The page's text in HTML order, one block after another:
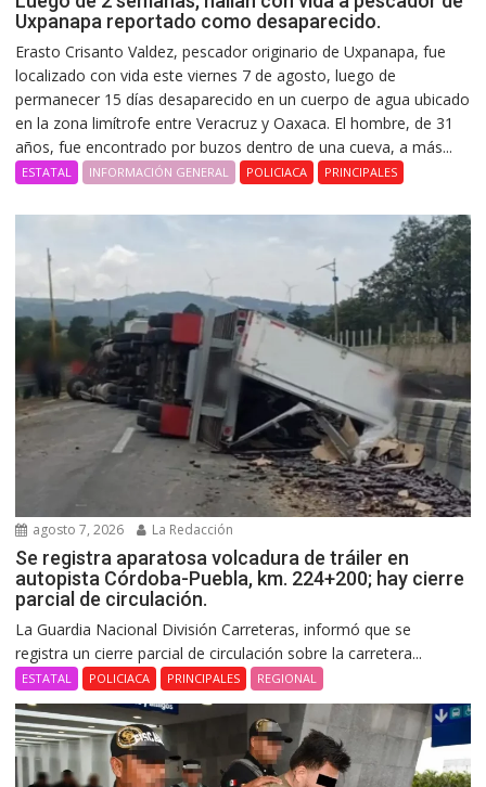
Uxpanapa reportado como desaparecido.
Erasto Crisanto Valdez, pescador originario de Uxpanapa, fue
localizado con vida este viernes 7 de agosto, luego de
permanecer 15 días desaparecido en un cuerpo de agua ubicado
en la zona limítrofe entre Veracruz y Oaxaca. El hombre, de 31
años, fue encontrado por buzos dentro de una cueva, a más...
ESTATAL INFORMACIÓN GENERAL POLICIACA PRINCIPALES
agosto 7, 2026 La Redacción
Se registra aparatosa volcadura de tráiler en
autopista Córdoba-Puebla, km. 224+200; hay cierre
parcial de circulación.
La Guardia Nacional División Carreteras, informó que se
registra un cierre parcial de circulación sobre la carretera...
ESTATAL POLICIACA PRINCIPALES REGIONAL